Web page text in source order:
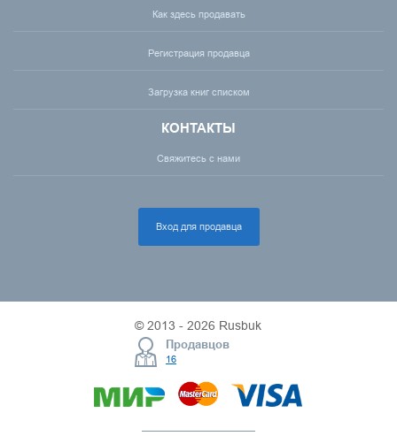
Как здесь продавать
Регистрация продавца
Загрузка книг списком
КОНТАКТЫ
Свяжитесь с нами
Вход для продавца
© 2013 - 2026 Rusbuk
Продавцов
16